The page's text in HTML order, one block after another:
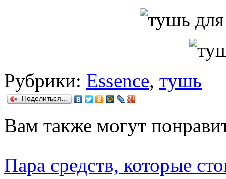
Рубрики: Essence, тушь
Поделиться…
Вам также могут
Пара средств, которые